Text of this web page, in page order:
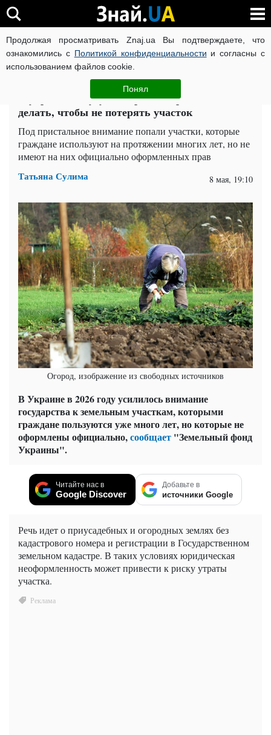
Продолжая просматривать Znaj.ua Вы подтверждаете, что
ознакомились с Политикой конфиденциальности и согласны с
использованием файлов cookie.
Понял
ВОЙНА РОССИИ ПРОТИВ УКРАИНЫ КОРОНАВИРУС В
ЧИТАТИ УКРАЇНСЬКОЮ
У украинцев будут забирать огороды: что
делать, чтобы не потерять участок
Под пристальное внимание попали участки, которые
граждане используют на протяжении многих лет, но не
имеют на них официально оформленных прав
Татьяна Сулима 8 мая, 19:10
Огород, изображение из свободных источников
В Украине в 2026 году усилилось внимание
государства к земельным участкам, которыми
граждане пользуются уже много лет, но которые не
оформлены официально,сообщает "Земельный фонд
Украины".
Читайте нас в
Google Discover
Добавьте в
источники Google
Речь идет о приусадебных и огородных землях без
кадастрового номера и регистрации в Государственном
земельном кадастре. В таких условиях юридическая
неоформленность может привести к риску утраты
участка.